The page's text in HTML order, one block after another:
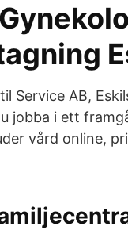
Service AB,
jobba i ett
vård online,